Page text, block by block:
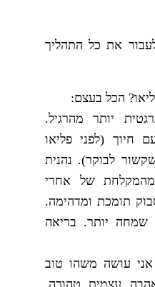
את כל התהליך
הכל בעצם:
יותר מהרגיל.
חיוך (לפני פליאו
לבוקר). נהנית
מהמקלחת של אחרי
תומכת ומדהימה.
שמחה יותר. בריאה
אני עושה משהו טוב
עצמית טהורה.